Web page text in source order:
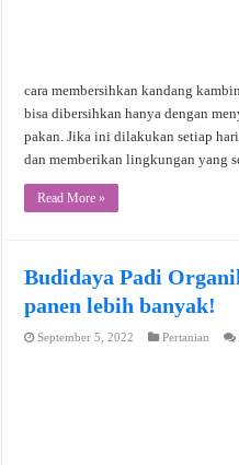
cara membersihkan kandang
bisa dibersihkan hanya dengan
pakan. Jika ini dilakukan setiap
dan memberikan lingkungan yang
Read More »
Budidaya Padi
panen lebih banyak!
September 5, 2022 Pertanian